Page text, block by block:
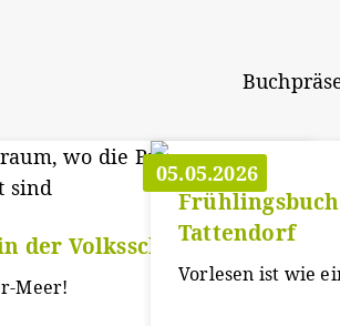
der Volksschule Sooss
Meer!
05.05.2026
Tattendorf
Vorlesen ist wie